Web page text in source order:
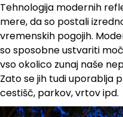
Tehnologija modernih
mere, da so postali
vremenskih pogojih.
so sposobne ustvariti
vso okolico zunaj naše
Zato se jih tudi uporablja
cestišč, parkov, vrtov ipd.